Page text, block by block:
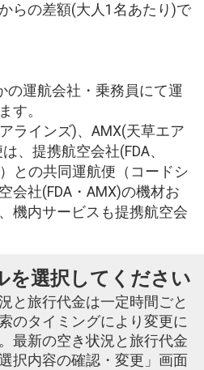
らの差額(大人1名あたり)で
の運航会社・乗務員にて運
す。
ラインズ)、AMX(天草エア
、提携航空会社(FDA、
との共同運航便（コードシ
会社(FDA・AMX)の機材お
機内サービスも提携航空会
を選択してください
と旅行代金は一定時間ごと
のタイミングにより変更に
最新の空き状況と旅行代金
択内容の確認・変更」画面